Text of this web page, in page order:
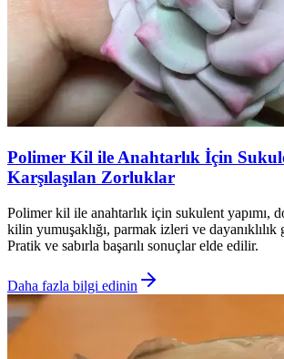
Polimer Kil ile Anahtarlık İçin
Karşılaşılan Zorluklar
Polimer kil ile anahtarlık için sukulent yapımı,
kilin yumuşaklığı, parmak izleri ve
Pratik ve sabırla başarılı sonuçlar elde edilir.
Daha fazla bilgi edinin